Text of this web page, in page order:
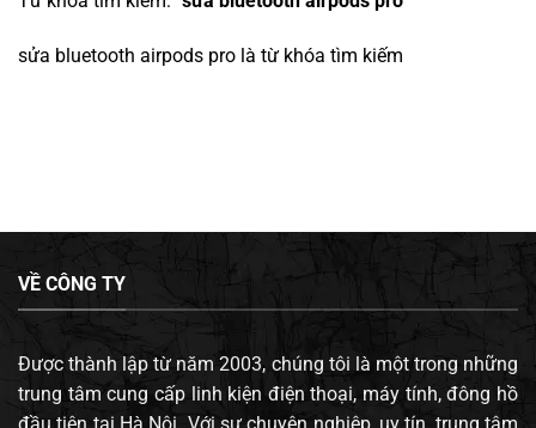
sửa bluetooth airpods pro là từ khóa tìm kiếm
VỀ CÔNG TY
Được thành lập từ năm 2003, chúng tôi là một trong những
trung tâm cung cấp linh kiện điện thoại, máy tính, đông hồ
đầu tiên tại Hà Nội. Với sự chuyên nghiệp, uy tín, trung tâm